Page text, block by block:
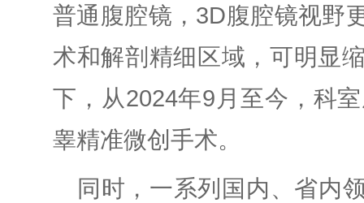
普通腹腔镜，3D腹腔镜视野
术和解剖精细区域，可明显
下，从2024年9月至今，科
睾精准微创手术。
同时，一系列国内、省内